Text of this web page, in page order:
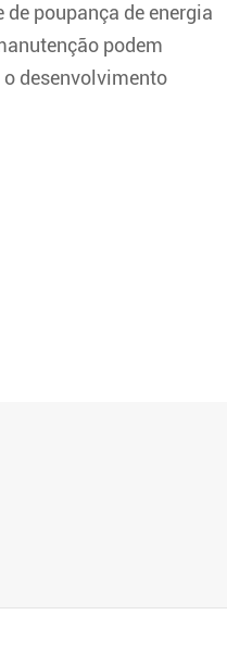
poupança de energia
podem
desenvolvimento